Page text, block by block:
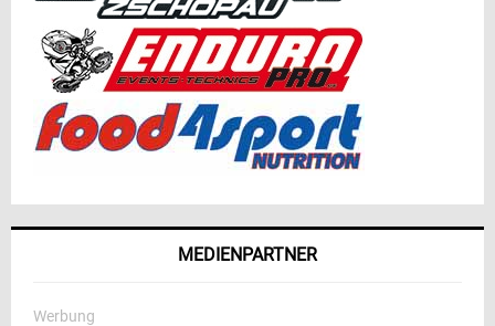
MEDIENPARTNER
Werbung